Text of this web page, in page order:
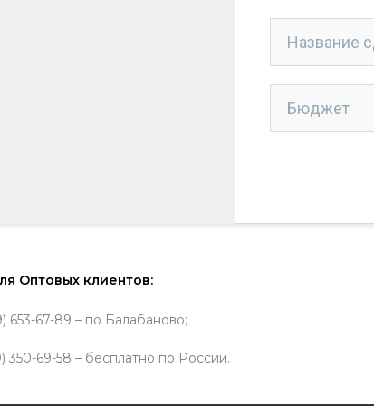
Оптовых клиентов:
653-67-89 – по Балабаново;
350-69-58 – бесплатно по России.